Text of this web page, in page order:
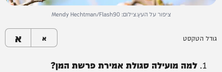
ציפור על העץ.צילום: Mendy Hechtman/Flash90
גודל הטקסט א א
למה מועילה סגולת אמירת פרשת המן?